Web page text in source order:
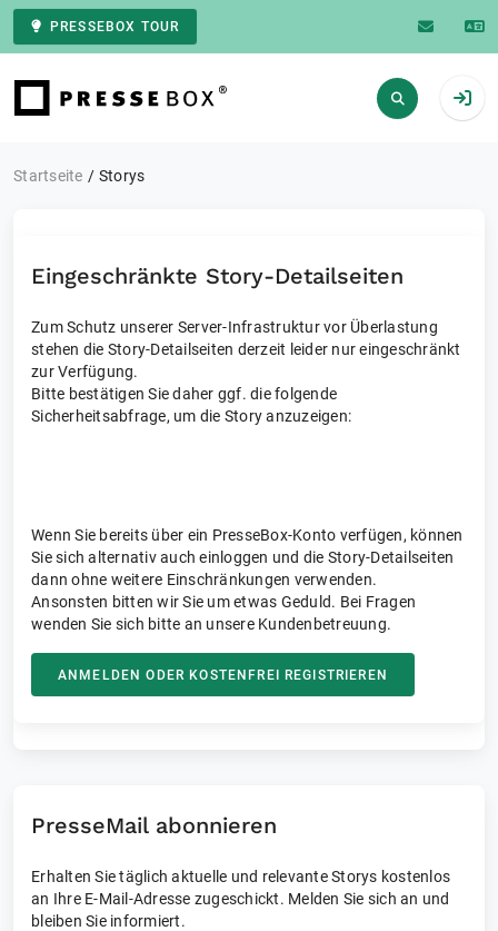
PRESSEBOX TOUR
Zur Startseite
Startseite Storys
Eingeschränkte Story-Detailseiten
Zum Schutz unserer Server-Infrastruktur vor Überlastung
stehen die Story-Detailseiten derzeit leider nur eingeschränkt
zur Verfügung.
Bitte bestätigen Sie daher ggf. die folgende
Sicherheitsabfrage, um die Story anzuzeigen:
Wenn Sie bereits über ein PresseBox-Konto verfügen, können
Sie sich alternativ auch einloggen und die Story-Detailseiten
dann ohne weitere Einschränkungen verwenden.
Ansonsten bitten wir Sie um etwas Geduld. Bei Fragen
wenden Sie sich bitte an unsere Kundenbetreuung.
ANMELDEN ODER KOSTENFREI REGISTRIEREN
PresseMail abonnieren
Erhalten Sie täglich aktuelle und relevante Storys kostenlos
an Ihre E-Mail-Adresse zugeschickt. Melden Sie sich an und
bleiben Sie informiert.